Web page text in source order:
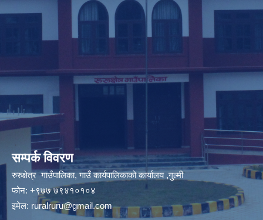
सम्पर्क विवरण
रुरुक्षेत्र गाउँपालिका, गाउँ कार्यपालिकाको कार्यालय ,गुल्मी
फोन: +९७७ ७९४१०१०४
इमेल: ruralruru@gmail.com